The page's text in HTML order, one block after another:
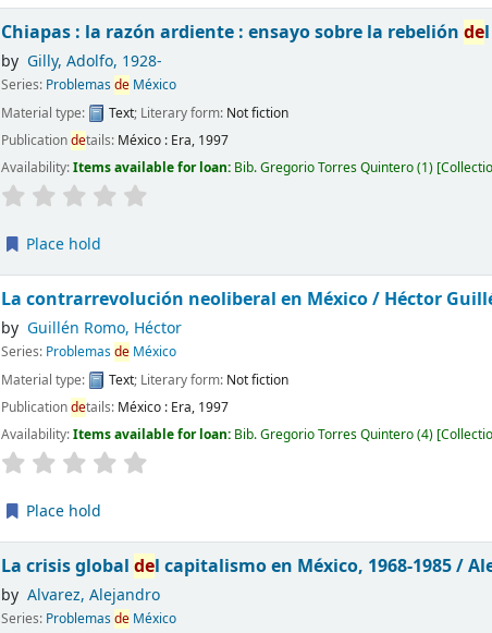
Chiapas : la razón ardiente : ensayo sobre la rebeliónde
by Gilly, Adolfo, 1928-
Series: Problemasde México
Material type:
Text; Literary form: Not fiction
Publicationdetails: México : Era, 1997
Availability:Items available for loan: Bib. Gregorio Torres Quintero(1)
Place hold
La contrarrevolución neoliberal en México / Héctor
by Guillén Romo, Héctor
Series: Problemasde México
Material type:
Text; Literary form: Not fiction
Publicationdetails: México : Era, 1997
Availability:Items available for loan: Bib. Gregorio Torres Quintero(4)
Place hold
La crisis globaldel capitalismo en México, 1968-1985 /
by Alvarez, Alejandro
Series: Problemasde México